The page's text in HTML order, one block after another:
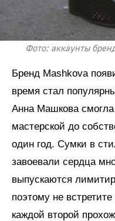
Фото: аккаунты
Бренд Mashkova
время стал
Анна Машкова
мастерской до
один год. Сумки в
завоевали сердца
выпускаются
поэтому не
каждой второй